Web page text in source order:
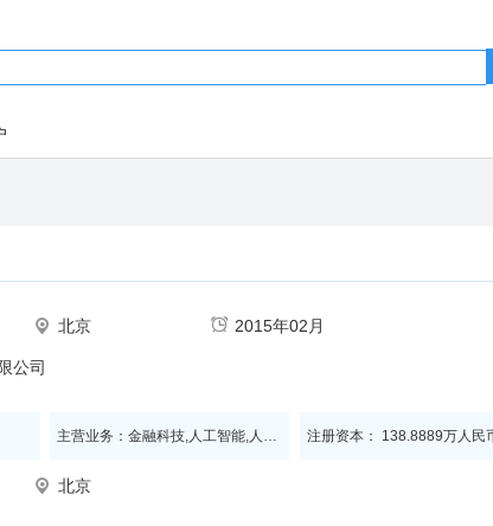
北京 2015年02月
公司
主营业务：金融科技,人工智能,人脸识别,身份认证,生物识别,云计算 注册资本： 138.8889万人民
北京